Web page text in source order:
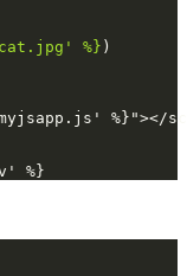
%} )
%}"></